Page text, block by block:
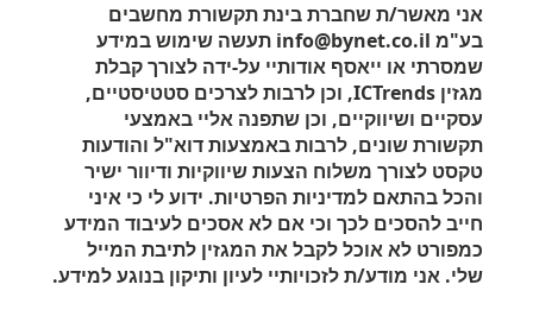
אני מאשר/ת שחברת בינת תקשורת מחשבים
בע"מ info@bynet.co.il תעשה שימוש במידע
שמסרתי או ייאסף אודותיי על-ידה לצורך קבלת
מגזין ICTrends, וכן לרבות לצרכים סטטיסטיים,
עסקיים ושיווקיים, וכן שתפנה אליי באמצעי
תקשורת שונים, לרבות באמצעות דוא"ל והודעות
טקסט לצורך משלוח הצעות שיווקיות ודיוור ישיר
והכל בהתאם למדיניות הפרטיות. ידוע לי כי איני
חייב להסכים לכך וכי אם לא אסכים לעיבוד המידע
כמפורט לא אוכל לקבל את המגזין לתיבת המייל
שלי. אני מודע/ת לזכויותיי לעיון ותיקון בנוגע למידע.